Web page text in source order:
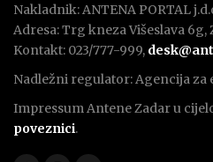
Nakladnik: ANTENA PORTAL
Adresa: Trg kneza Višeslava 6g,
Kontakt: 023/777-999,
Nadležni regulator: Agencija za
Impressum Antene Zadar u
poveznici.